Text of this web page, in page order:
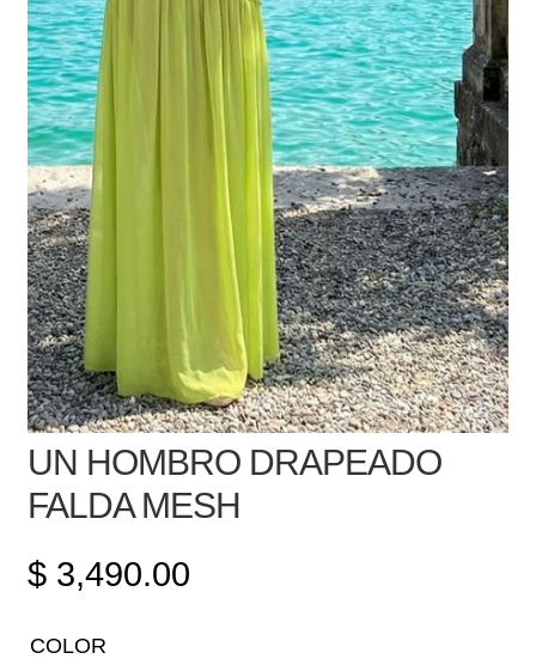
UN HOMBRO DRAPEADO
FALDA MESH
$3,490.00
COLOR